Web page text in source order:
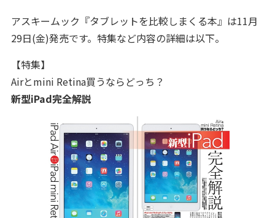
アスキームック『タブレットを比較しまくる本』は11月
29日(金)発売です。特集など内容の詳細は以下。
【特集】
Airとmini Retina買うならどっち？
新型iPad完全解説